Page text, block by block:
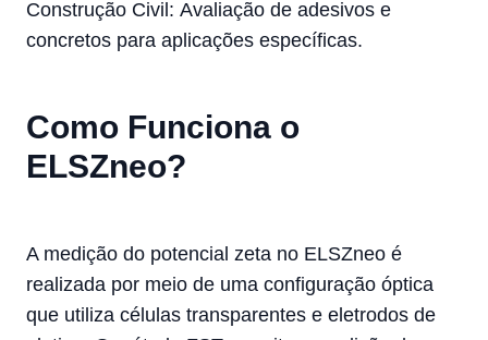
Construção Civil: Avaliação de adesivos e
concretos para aplicações específicas.
Como Funciona o
ELSZneo?
A medição do potencial zeta no ELSZneo é
realizada por meio de uma configuração óptica
que utiliza células transparentes e eletrodos de